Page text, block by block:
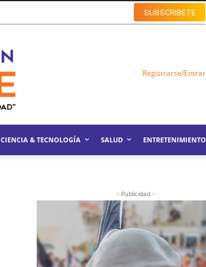
SUBSCRIBETE
Registrarse/Entrar
CIENCIA & TECNOLOGÍA SALUD ENTRETENIMIENTO
- Publicidad -